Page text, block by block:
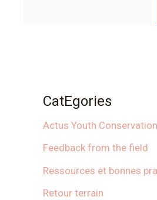
CatEgories
Actus Youth Conservation
Feedback from the field
Ressources et bonnes
Retour terrain